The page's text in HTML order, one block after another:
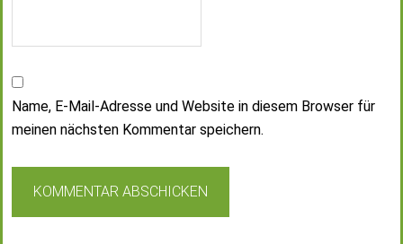
Name, E-Mail-Adresse und Website in diesem Browser für
meinen nächsten Kommentar speichern.